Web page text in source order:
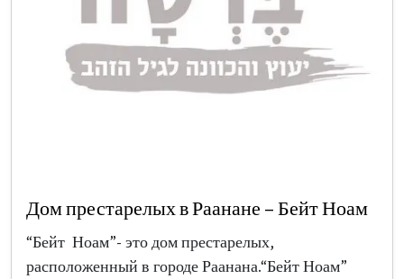
Дом престарелых в Раанане – Бейт Ноам
“Бейт Ноам”- это дом престарелых,
расположенный в городе Раанана.“Бейт Ноам”